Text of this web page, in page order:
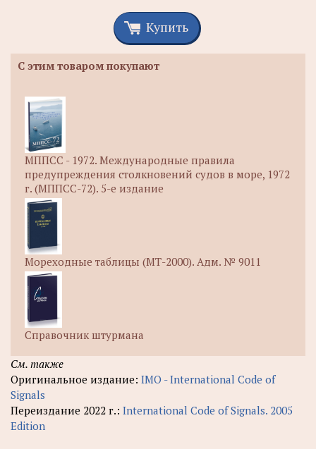
Купить
С этим товаром покупают
МППСС - 1972. Международные правила
предупреждения столкновений судов в море, 1972
г. (МППСС-72). 5-е издание
Мореходные таблицы (МТ-2000). Адм. № 9011
Справочник штурмана
См. также
Оригинальное издание: IMO - International Code of
Signals
Переиздание 2022 г.: International Code of Signals. 2005
Edition